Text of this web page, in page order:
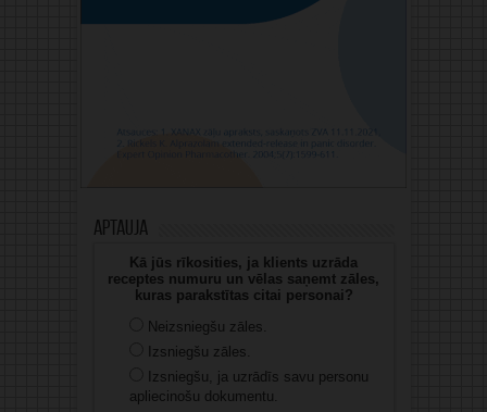
Aptauja
Kā jūs rīkosities, ja klients uzrāda
receptes numuru un vēlas saņemt zāles,
kuras parakstītas citai personai?
Neizsniegšu zāles.
Izsniegšu zāles.
Izsniegšu, ja uzrādīs savu personu
apliecinošu dokumentu.